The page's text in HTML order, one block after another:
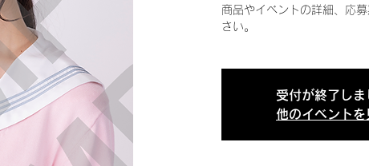
商品やイベントの詳細、応
さい。
受付が終了しま
他のイベントを